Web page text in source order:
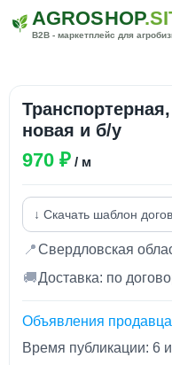
AGROSHOP
B2B - маркетплейс для
новая и б/у
970 ₽ / м
↓ Скачать шаблон
📍Свердловская
🚚Доставка: по
Объявления продавца
Время публикации: 6